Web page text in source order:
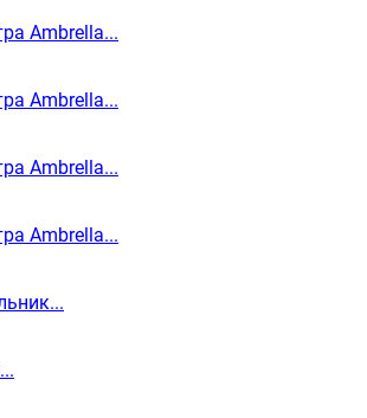
Ambrella...
Ambrella...
Ambrella...
Ambrella...